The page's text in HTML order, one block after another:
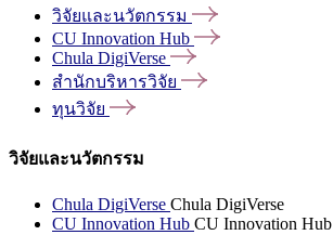
วิจัยและนวัตกรรม
CU Innovation Hub
Chula DigiVerse
สำนักบริหารวิจัย
ทุนวิจัย
วิจัยและนวัตกรรม
Chula DigiVerse Chula DigiVerse
CU Innovation Hub CU Innovation Hub